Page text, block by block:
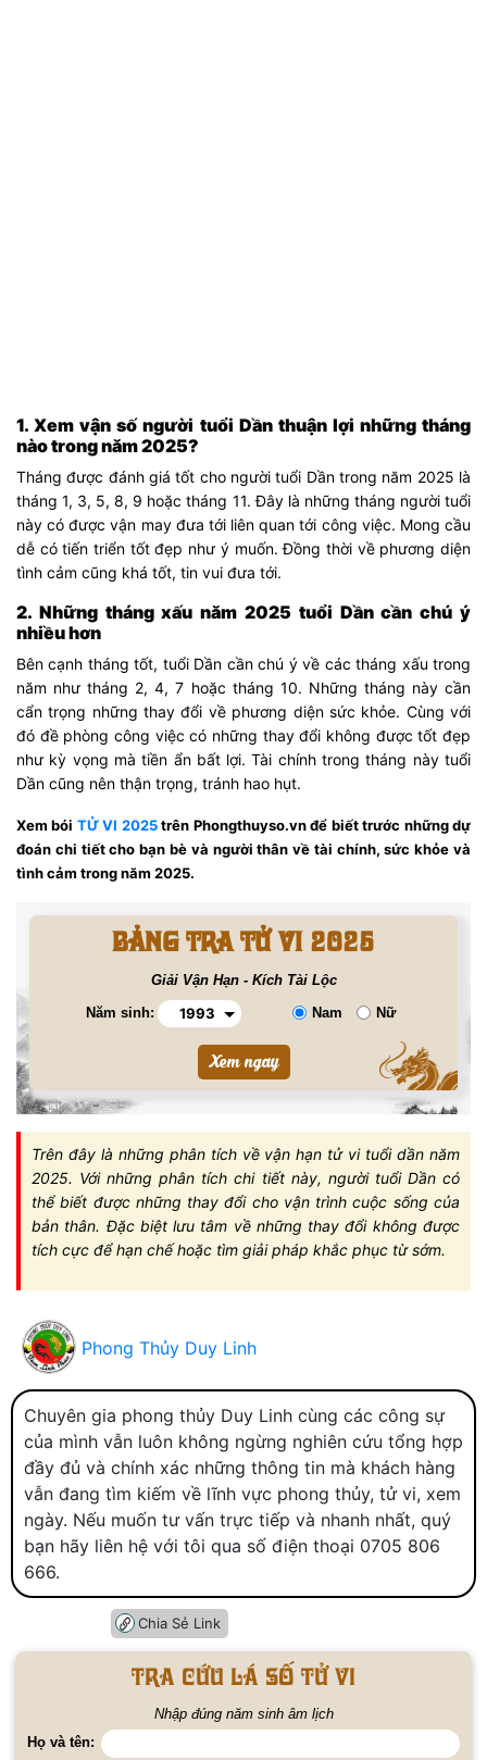
1. Xem vận số người tuổi Dần thuận lợi những tháng
nào trong năm 2025?
Tháng được đánh giá tốt cho người tuổi Dần trong năm 2025 là
tháng 1, 3, 5, 8, 9 hoặc tháng 11. Đây là những tháng người tuổi
này có được vận may đưa tới liên quan tới công việc. Mong cầu
dễ có tiến triển tốt đẹp như ý muốn. Đồng thời về phương diện
tình cảm cũng khá tốt, tin vui đưa tới.
2. Những tháng xấu năm 2025 tuổi Dần cần chú ý
nhiều hơn
Bên cạnh tháng tốt, tuổi Dần cần chú ý về các tháng xấu trong
năm như tháng 2, 4, 7 hoặc tháng 10. Những tháng này cần
cẩn trọng những thay đổi về phương diện sức khỏe. Cùng với
đó đề phòng công việc có những thay đổi không được tốt đẹp
như kỳ vọng mà tiền ẩn bất lợi. Tài chính trong tháng này tuổi
Dần cũng nên thận trọng, tránh hao hụt.
Xem bói TỬ VI 2025trên Phongthuyso.vn để biết trước những dự
đoán chi tiết cho bạn bè và người thân về tài chính, sức khỏe và
tình cảm trong năm 2025.
BẢNG TRA TỬ VI 2025
Giải Vận Hạn - Kích Tài Lộc
Năm sinh: Nam Nữ
Trên đây là những phân tích về vận hạn tử vi tuổi dần năm
2025. Với những phân tích chi tiết này, người tuổi Dần có
thể biết được những thay đổi cho vận trình cuộc sống của
bản thân. Đặc biệt lưu tâm về những thay đổi không được
tích cực để hạn chế hoặc tìm giải pháp khắc phục từ sớm.
Phong Thủy Duy Linh
Chuyên gia phong thủy Duy Linh cùng các công sự
của mình vẫn luôn không ngừng nghiên cứu tổng hợp
đầy đủ và chính xác những thông tin mà khách hàng
vẫn đang tìm kiếm về lĩnh vực phong thủy, tử vi, xem
ngày. Nếu muốn tư vấn trực tiếp và nhanh nhất, quý
bạn hãy liên hệ với tôi qua số điện thoại 0705 806
666.
Chia Sẻ Link
Tra cứu lá số tử vi
Nhập đúng năm sinh âm lịch
Họ và tên: